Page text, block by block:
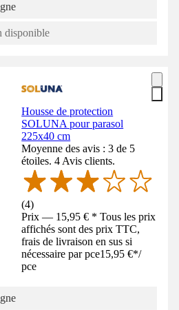
disponible
Housse de protection
SOLUNA pour parasol
225x40 cm
Moyenne des avis : 3 de 5
étoiles. 4 Avis clients.
(4)
Prix — 15,95 € * Tous les prix
affichés sont des prix TTC,
frais de livraison en sus si
nécessaire par pce15,95 €*/
pce